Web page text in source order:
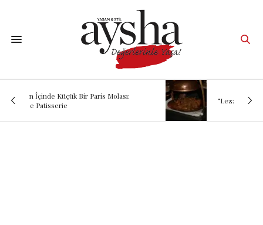
“Lezzetin Ardındaki Hikâye: Kadırgalı”